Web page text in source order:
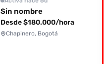
Sin nombre
Desde $180.000/hora
Chapinero, Bogotá